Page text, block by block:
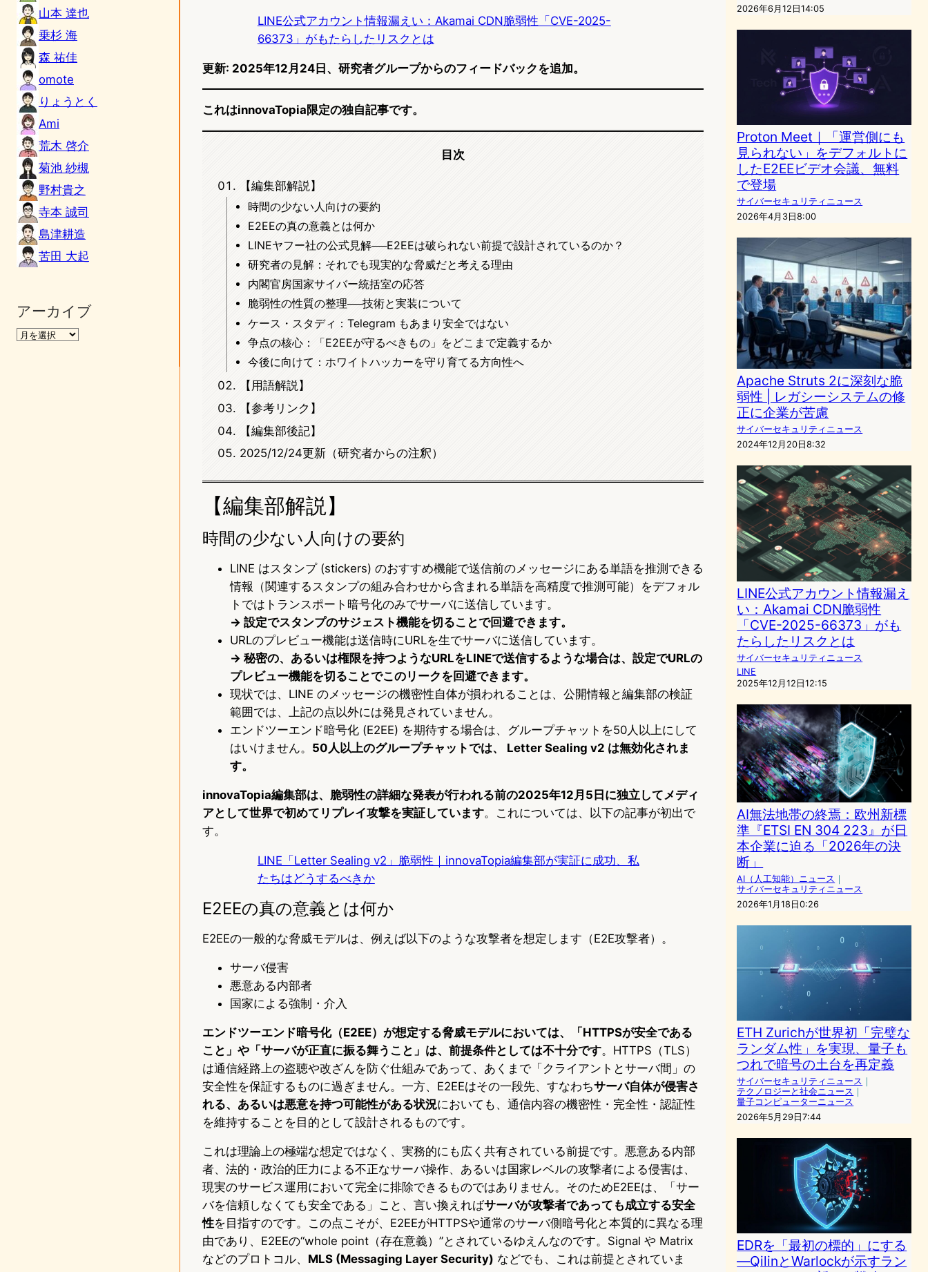
山本 達也
乗杉 海
森 祐佳
omote
りょうとく
Ami
荒木 啓介
菊池 紗槻
野村貴之
寺本 誠司
島津耕造
苦田 大起
アーカイブ
LINE公式アカウント情報漏えい：Akamai CDN脆弱性「CVE-2025-
66373」がもたらしたリスクとは
更新: 2025年12月24日、研究者グループからのフィードバックを追加。
これはinnovaTopia限定の独自記事です。
目次
【編集部解説】
時間の少ない人向けの要約
E2EEの真の意義とは何か
LINEヤフー社の公式見解──E2EEは破られない前提で設計されているのか？
研究者の見解：それでも現実的な脅威だと考える理由
内閣官房国家サイバー統括室の応答
脆弱性の性質の整理──技術と実装について
ケース・スタディ：Telegram もあまり安全ではない
争点の核心：「E2EEが守るべきもの」をどこまで定義するか
今後に向けて：ホワイトハッカーを守り育てる方向性へ
【用語解説】
【参考リンク】
【編集部後記】
2025/12/24更新（研究者からの注釈）
【編集部解説】
時間の少ない人向けの要約
LINE はスタンプ (stickers) のおすすめ機能で送信前のメッセージにある単語を推測できる
情報（関連するスタンプの組み合わせから含まれる単語を高精度で推測可能）をデフォル
トではトランスポート暗号化のみでサーバに送信しています。
→ 設定でスタンプのサジェスト機能を切ることで回避できます。
URLのプレビュー機能は送信時にURLを生でサーバに送信しています。
→ 秘密の、あるいは権限を持つようなURLをLINEで送信するような場合は、設定でURLの
プレビュー機能を切ることでこのリークを回避できます。
現状では、LINE のメッセージの機密性自体が損われることは、公開情報と編集部の検証
範囲では、上記の点以外には発見されていません。
エンドツーエンド暗号化 (E2EE) を期待する場合は、グループチャットを50人以上にして
はいけません。 50人以上のグループチャットでは、 Letter Sealing v2 は無効化されま
す。
innovaTopia編集部は、脆弱性の詳細な発表が行われる前の2025年12月5日に独立してメディ
アとして世界で初めてリプレイ攻撃を実証しています。これについては、以下の記事が初出で
す。
LINE「Letter Sealing v2」脆弱性｜innovaTopia編集部が実証に成功、私
たちはどうするべきか
E2EEの真の意義とは何か
E2EEの一般的な脅威モデルは、例えば以下のような攻撃者を想定します（E2E攻撃者）。
サーバ侵害
悪意ある内部者
国家による強制・介入
エンドツーエンド暗号化（E2EE）が想定する脅威モデルにおいては、「HTTPSが安全である
こと」や「サーバが正直に振る舞うこと」は、前提条件としては不十分です。HTTPS（TLS）
は通信経路上の盗聴や改ざんを防ぐ仕組みであって、あくまで「クライアントとサーバ間」の
安全性を保証するものに過ぎません。一方、E2EEはその一段先、すなわちサーバ自体が侵害さ
れる、あるいは悪意を持つ可能性がある状況においても、通信内容の機密性・完全性・認証性
を維持することを目的として設計されるものです。
これは理論上の極端な想定ではなく、実務的にも広く共有されている前提です。悪意ある内部
者、法的・政治的圧力による不正なサーバ操作、あるいは国家レベルの攻撃者による侵害は、
現実のサービス運用において完全に排除できるものではありません。そのためE2EEは、「サー
バを信頼しなくても安全である」こと、言い換えればサーバが攻撃者であっても成立する安全
性を目指すのです。この点こそが、E2EEがHTTPSや通常のサーバ側暗号化と本質的に異なる理
由であり、E2EEの“whole point（存在意義）”とされているゆえんなのです。Signal や Matrix
などのプロトコル、 MLS (Messaging Layer Security) などでも、これは前提とされていま
2026年6月12日14:05
Proton Meet｜「運営側にも
見られない」をデフォルトに
したE2EEビデオ会議、無料
で登場
サイバーセキュリティニュース
2026年4月3日8:00
Apache Struts 2に深刻な脆
弱性 | レガシーシステムの修
正に企業が苦慮
サイバーセキュリティニュース
2024年12月20日8:32
LINE公式アカウント情報漏え
い：Akamai CDN脆弱性
「CVE-2025-66373」がも
たらしたリスクとは
サイバーセキュリティニュース
LINE
2025年12月12日12:15
AI無法地帯の終焉：欧州新標
準『ETSI EN 304 223』が日
本企業に迫る「2026年の決
断」
AI（人工知能）ニュース ｜
サイバーセキュリティニュース
2026年1月18日0:26
ETH Zurichが世界初「完璧な
ランダム性」を実現、量子も
つれで暗号の土台を再定義
サイバーセキュリティニュース ｜
テクノロジーと社会ニュース ｜
量子コンピューターニュース
2026年5月29日7:44
EDRを「最初の標的」にする
—QilinとWarlockが示すラン